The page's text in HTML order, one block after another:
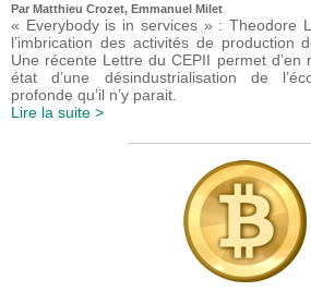
Par Matthieu Crozet, Emmanuel Milet
« Everybody is in services » : Theodore
l’imbrication des activités de production
Une récente Lettre du CEPII permet d’en
état d’une désindustrialisation de
profonde qu’il n’y parait.
Lire la suite >